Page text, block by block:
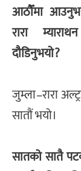
आठौँमा
रारा
दौडिनुभयो?
जुम्ला–रारा
सातौं भयो।
सातको सातै